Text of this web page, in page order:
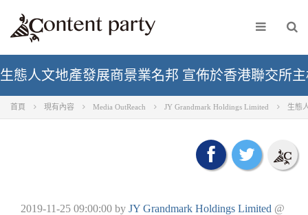
生態人文地產發展商景業名邦 宣佈於香港聯交所
首頁 現有內容 Media OutReach JY Grandmark Holdings Limited 生態
2019-11-25 09:00:00 by JY Grandmark Holdings Limited @